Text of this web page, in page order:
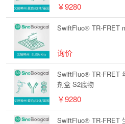
￥9280
SwiftFluo® TR-FRET
询价
SwiftFluo® TR-FRET
剂盒 S2底物
￥9280
SwiftFluo® TR-FRET